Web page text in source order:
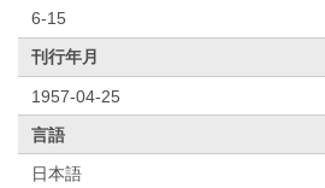
6-15
刊行年月
1957-04-25
言語
日本語